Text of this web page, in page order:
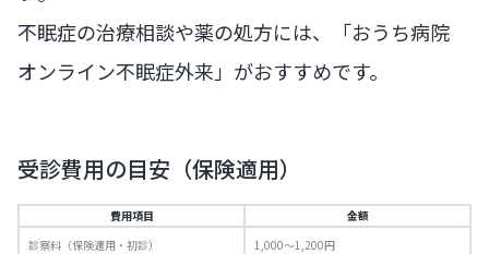
不眠症の治療相談や薬の処方には、「おうち病院
オンライン不眠症外来」がおすすめです。
受診費用の目安（保険適用）
費用項目
金額
診察料（保険適用・初診）
1,000〜1,200円